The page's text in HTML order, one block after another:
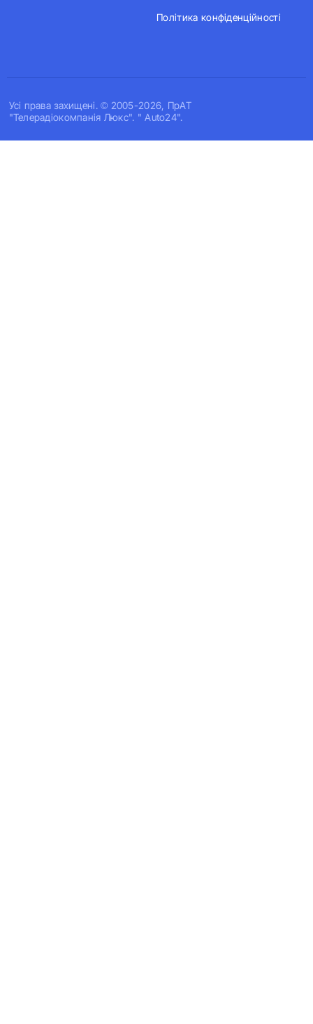
Усi права захищенi. © 2005-2026, ПрАТ
"Телерадіокомпанія Люкс". " Auto24".
Політика конфіденційності